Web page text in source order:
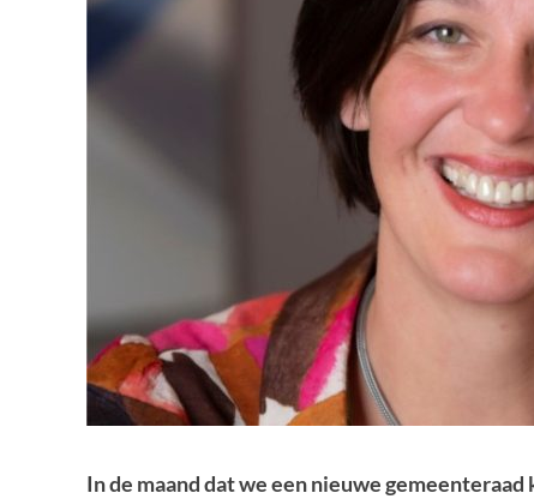
In de maand dat we een nieuwe